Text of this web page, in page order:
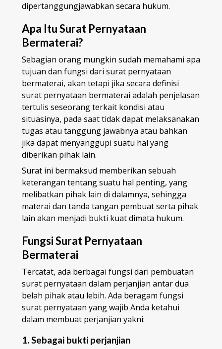
dipertanggungjawabkan secara hukum.
Apa Itu Surat Pernyataan
Bermaterai?
Sebagian orang mungkin sudah memahami apa
tujuan dan fungsi dari surat pernyataan
bermaterai, akan tetapi jika secara definisi
surat pernyataan bermaterai adalah penjelasan
tertulis seseorang terkait kondisi atau
situasinya, pada saat tidak dapat melaksanakan
tugas atau tanggung jawabnya atau bahkan
jika dapat menyanggupi suatu hal yang
diberikan pihak lain.
Surat ini bermaksud memberikan sebuah
keterangan tentang suatu hal penting, yang
melibatkan pihak lain di dalamnya, sehingga
materai dan tanda tangan pembuat serta pihak
lain akan menjadi bukti kuat dimata hukum.
Fungsi Surat Pernyataan
Bermaterai
Tercatat, ada berbagai fungsi dari pembuatan
surat pernyataan dalam perjanjian antar dua
belah pihak atau lebih. Ada beragam fungsi
surat pernyataan yang wajib Anda ketahui
dalam membuat perjanjian yakni:
1. Sebagai bukti perjanjian